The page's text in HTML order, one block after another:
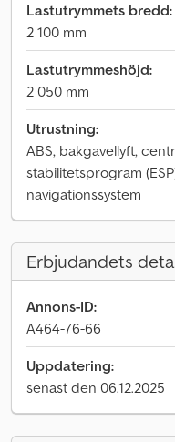
Lastutrymmets bredd:
2 100 mm
Lastutrymmeshöjd:
2 050 mm
Utrustning:
ABS, bakgavellyft,
stabilitetsprogram
navigationssystem
Erbjudandets
Annons-ID:
A464-76-66
Uppdatering:
senast den 06.12.2025